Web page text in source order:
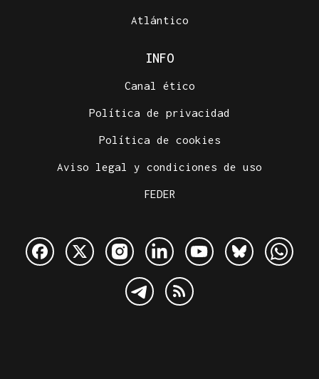
Atlántico
INFO
Canal ético
Política de privacidad
Política de cookies
Aviso legal y condiciones de uso
FEDER